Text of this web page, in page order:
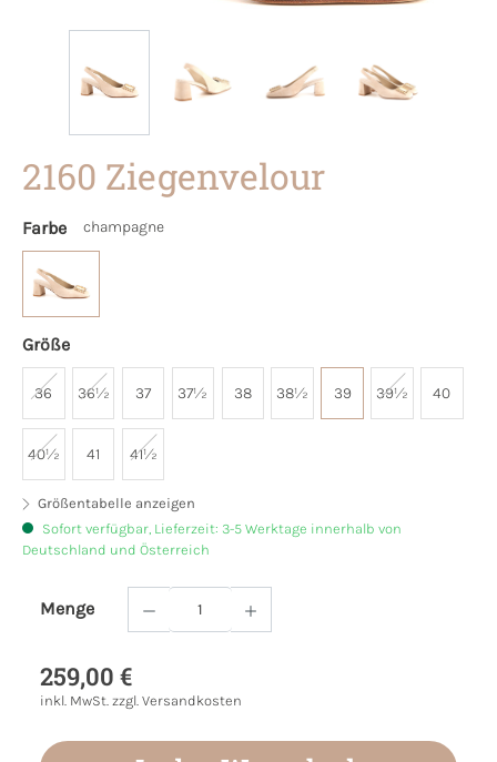
2160 Ziegenvelour
Farbe champagne
Größe
36 36½ 37 37½ 38 38½ 39 39½ 40
40½ 41 41½
Größentabelle anzeigen
Sofort verfügbar, Lieferzeit: 3-5 Werktage innerhalb von
Deutschland und Österreich
Menge
Produkt Anzahl: Gib den gewünschten
259,00 €
inkl. MwSt. zzgl. Versandkosten